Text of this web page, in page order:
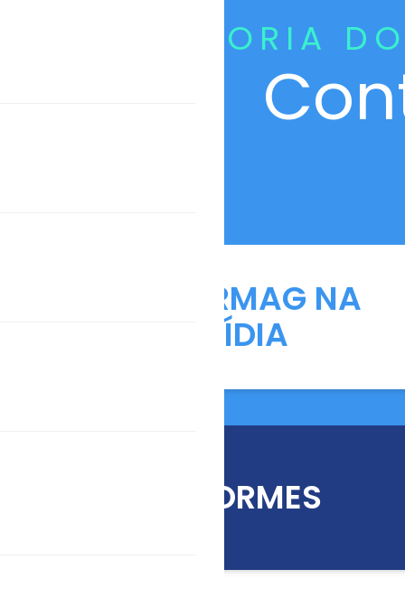
CURADORIA
ANFARMAG NA
MÍDIA
INFORMES